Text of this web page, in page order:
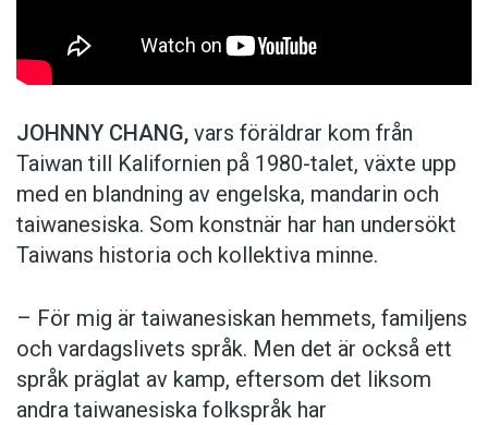
JOHNNY CHANG, vars föräldrar kom från
Taiwan till Kalifornien på 1980-talet, växte upp
med en blandning av engelska, mandarin och
taiwanesiska. Som konstnär har han undersökt
Taiwans historia och kollektiva minne.
– För mig är taiwanesiskan hemmets, familjens
och vardagslivets språk. Men det är också ett
språk präglat av kamp, eftersom det liksom
andra taiwanesiska folkspråk har